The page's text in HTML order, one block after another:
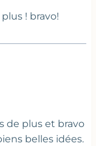
! bravo!
de plus et bravo
belles idées.